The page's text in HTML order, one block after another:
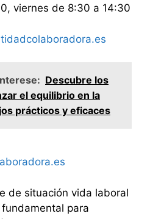
viernes de 8:30 a 14:30
Descubre los
el equilibrio en la
prácticos y eficaces
de situación vida laboral
para